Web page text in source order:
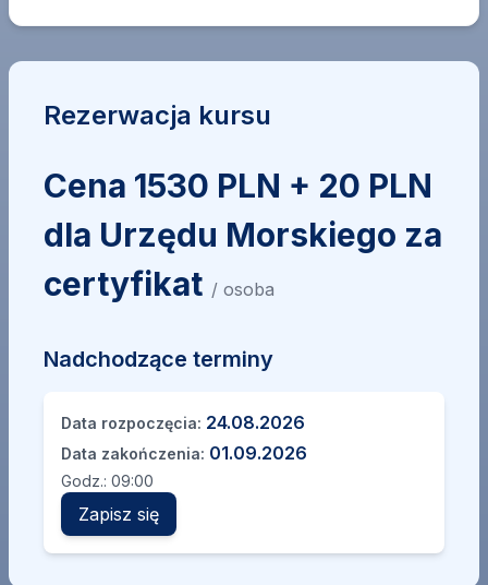
Rezerwacja kursu
Cena 1530 PLN + 20 PLN
dla Urzędu Morskiego za
certyfikat / osoba
Nadchodzące terminy
Data rozpoczęcia: 24.08.2026
Data zakończenia: 01.09.2026
Godz.: 09:00
Zapisz się